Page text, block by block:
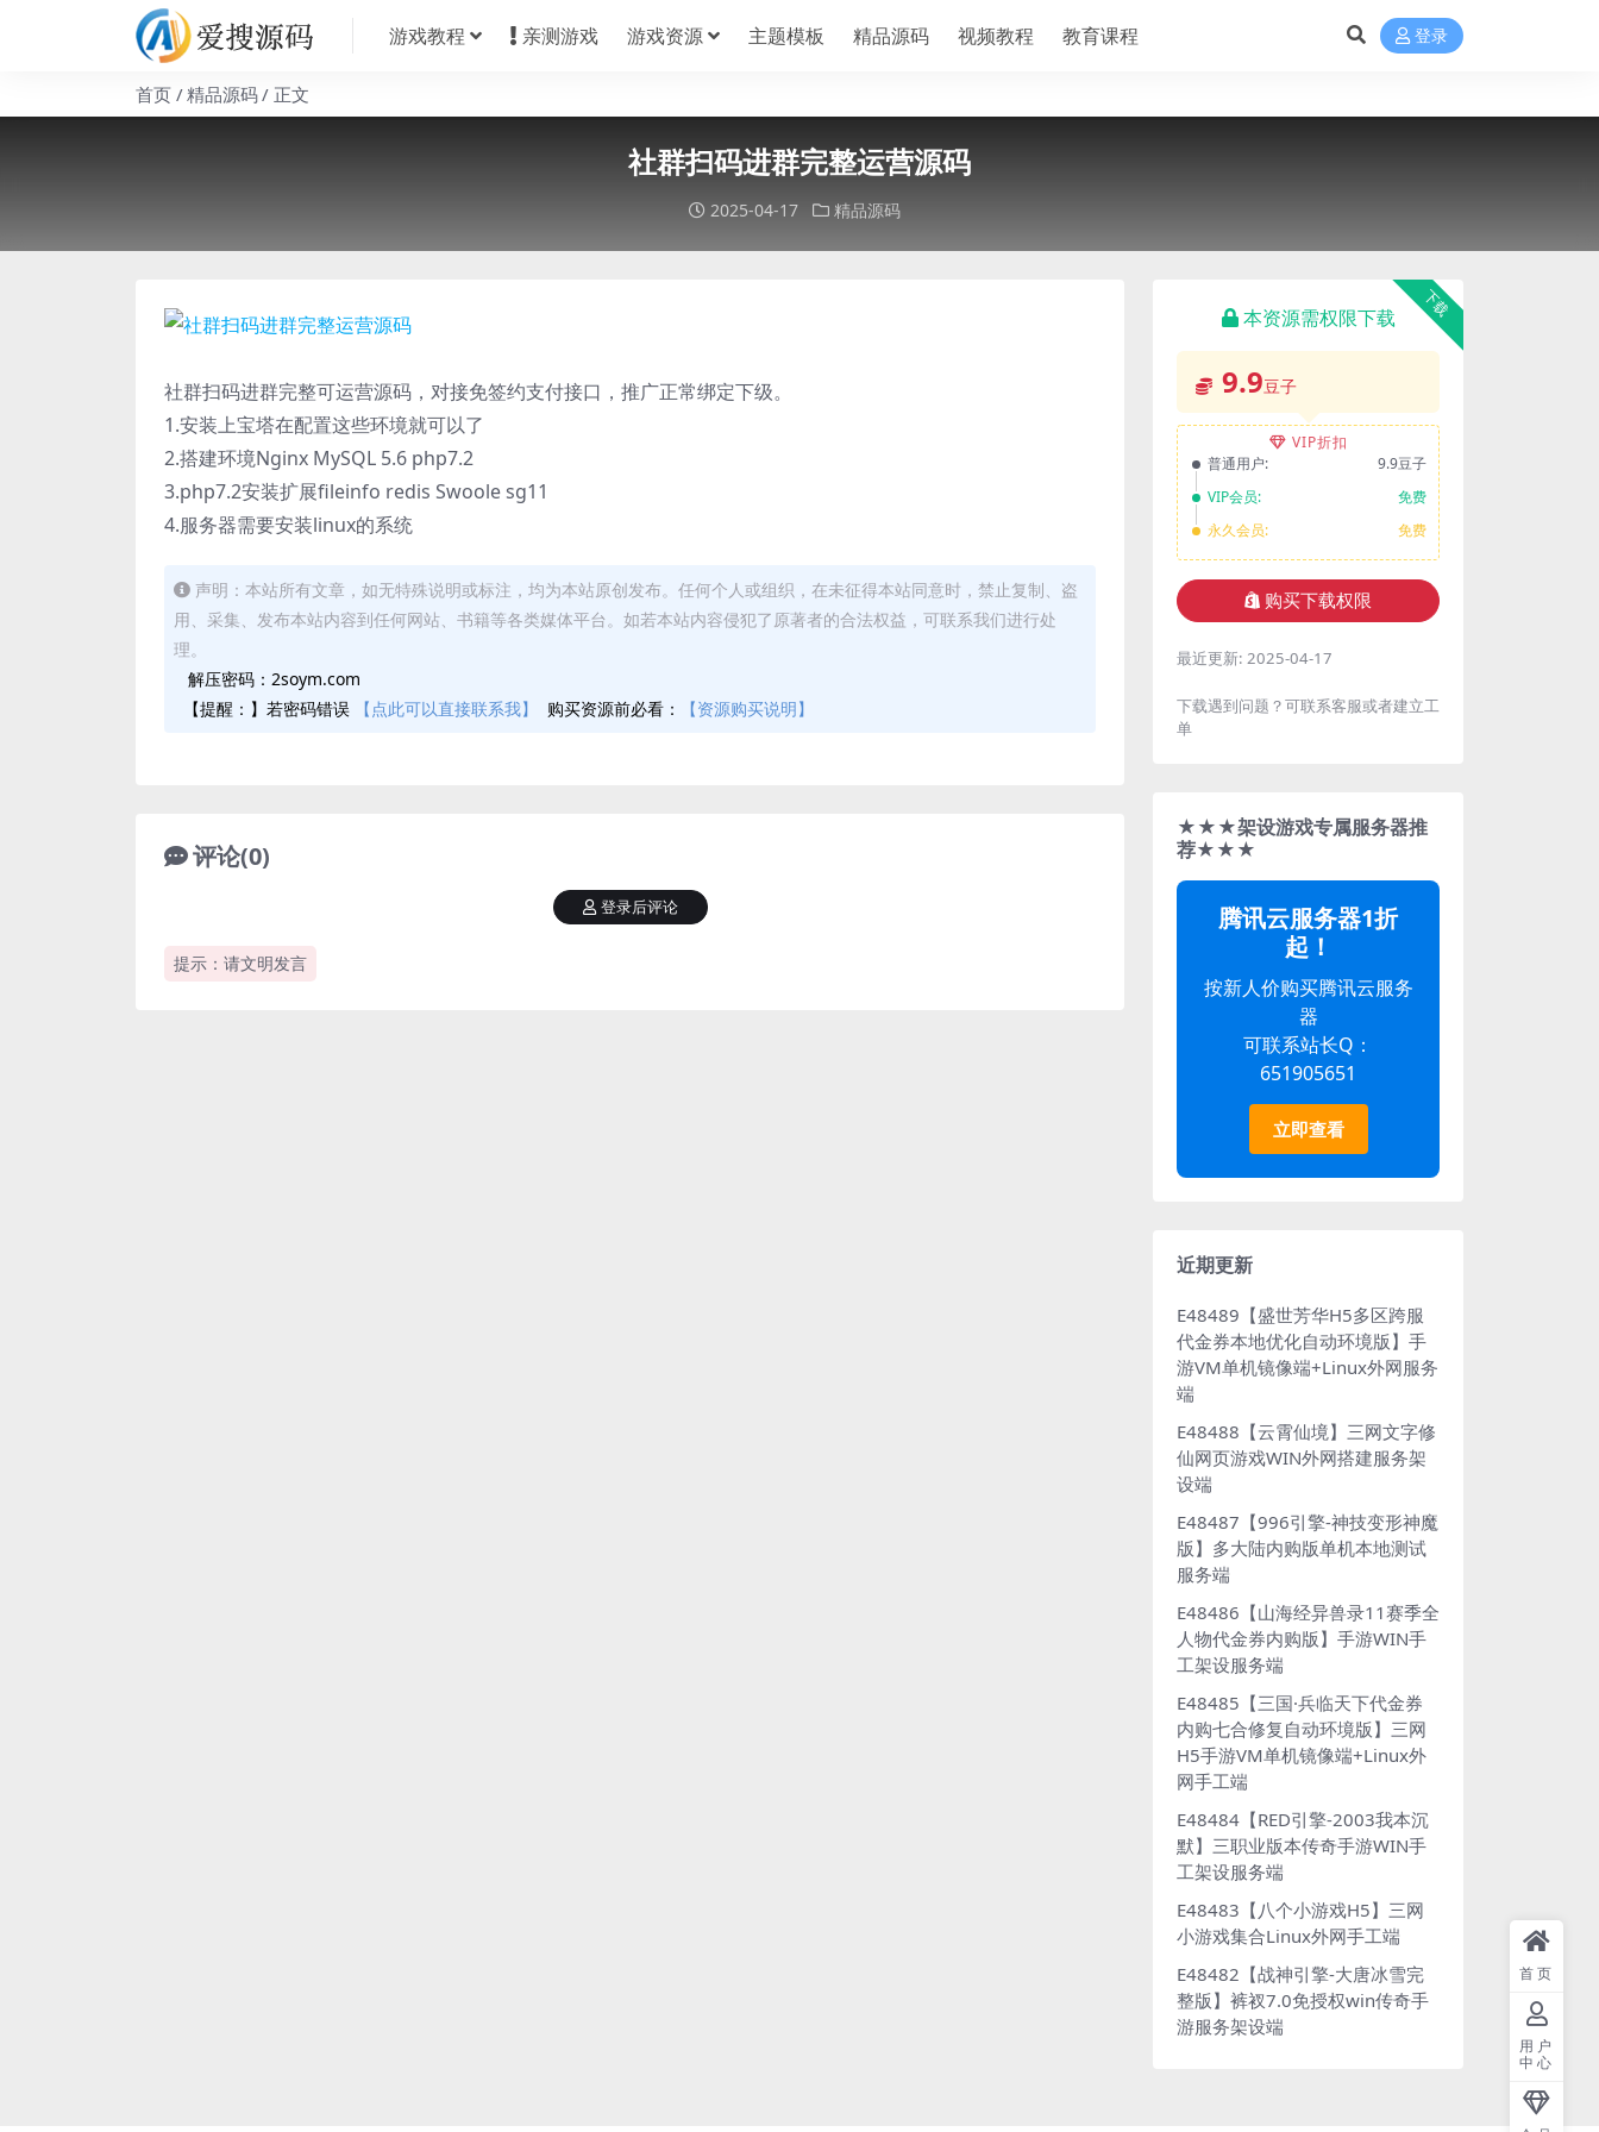
游戏教程 亲测游戏 游戏资源 主题模板 精品源码 视频教程 教育课程 登录
首页 精品源码 正文
社群扫码进群完整运营源码
2025-04-17 精品源码
社群扫码进群完整可运营源码，对接免签约支付接口，推广正常绑定下级。
1.安装上宝塔在配置这些环境就可以了
2.搭建环境Nginx MySQL 5.6 php7.2
3.php7.2安装扩展fileinfo redis Swoole sg11
4.服务器需要安装linux的系统
声明：本站所有文章，如无特殊说明或标注，均为本站原创发布。任何个人或组织，在未征得本站同意时，禁止复制、盗
用、采集、发布本站内容到任何网站、书籍等各类媒体平台。如若本站内容侵犯了原著者的合法权益，可联系我们进行处
理。
解压密码：2soym.com
【提醒：】若密码错误
【点此可以直接联系我】 购买资源前必看： 【资源购买说明】
评论(0)
提示：请文明发言
登录后评论
下载
本资源需权限下载
9.9豆子
VIP折扣
普通用户:
9.9豆子
VIP会员:
免费
永久会员:
免费
购买下载权限
最近更新: 2025-04-17
下载遇到问题？可联系客服或者建立工
单
★★★架设游戏专属服务器推
荐★★★
腾讯云服务器1折
起！
按新人价购买腾讯云服务
器
可联系站长Q：
651905651
立即查看
近期更新
E48489【盛世芳华H5多区跨服
代金券本地优化自动环境版】手
游VM单机镜像端+Linux外网服务
端
E48488【云霄仙境】三网文字修
仙网页游戏WIN外网搭建服务架
设端
E48487【996引擎-神技变形神魔
版】多大陆内购版单机本地测试
服务端
E48486【山海经异兽录11赛季全
人物代金券内购版】手游WIN手
工架设服务端
E48485【三国·兵临天下代金券
内购七合修复自动环境版】三网
H5手游VM单机镜像端+Linux外
网手工端
E48484【RED引擎-2003我本沉
默】三职业版本传奇手游WIN手
工架设服务端
E48483【八个小游戏H5】三网
小游戏集合Linux外网手工端
E48482【战神引擎-大唐冰雪完
整版】裤衩7.0免授权win传奇手
游服务架设端
首页
用户
中心